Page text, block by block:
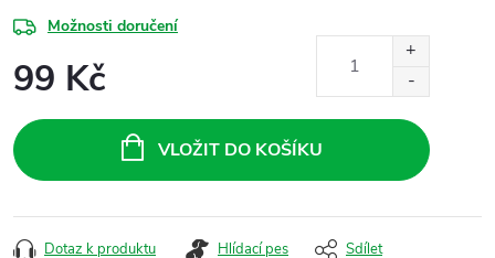
Možnosti doručení
99 Kč
cena:
VLOŽIT DO KOŠÍKU
Dotaz k produktu Hlídací pes Sdílet